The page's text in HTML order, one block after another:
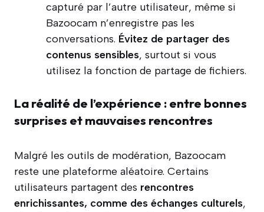
capturé par l’autre utilisateur, même si
Bazoocam n’enregistre pas les
conversations. Évitez de partager des
contenus sensibles, surtout si vous
utilisez la fonction de partage de fichiers.
La réalité de l’expérience : entre bonnes
surprises et mauvaises rencontres
Malgré les outils de modération, Bazoocam
reste une plateforme aléatoire. Certains
utilisateurs partagent des rencontres
enrichissantes, comme des échanges culturels,